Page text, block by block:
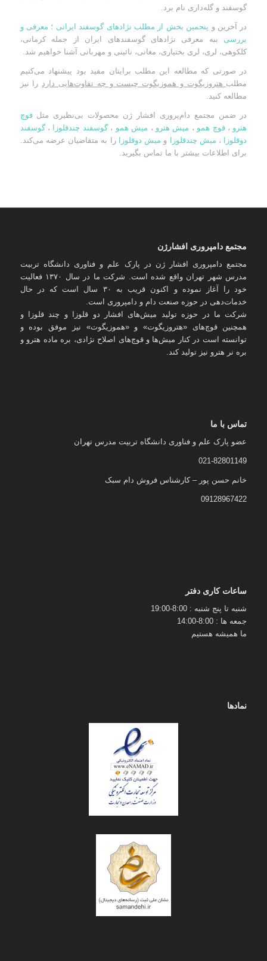
گوسفند و گله‌داری نام برد.
در آخرین و پنجمین بخش از مطلب نژادهای گوسفند ایرانی ؛ معرفی و
بررسی ببه معرفی نژادهای گوسفندهای ایران از جمله کرمانی،
کلکوهی، لری، لری بختیاری، مغانی، نائینی و مهربانی آشنا خواهیم شد.
در صورتی که مطالعه این مطلب برایتان مفید بود پیشنهاد می‌کنیم
مطلب هتروزیگوت و هموزیگوت چیست و چه تفاوت‌هایی دارد را نیز
مطالعه کنید.
در ضمن مجتمع دام‌پروری افشار ژن محصولات بی‌نظیری مثلقوچ
هترو ،قوچ همو ، میش هترو ، میش همو ،گوسفند چندقلوزا ،گوسفند
دوقلوزا
، میش چندقلوزا و میش دوقلوزا
را به متقاضیان عرضه می‌کند.
برای اطلاعات بیشتر با ما تماس بگیرید.
مجتمع دامپروری افشارژن
مجتمع دامپروری افشار ژن در پارک علم و فناوری دانشگاه تربیت
مدرس شهر تهران واقع شده است. شرکت ما در سال ۱۳۷۰ فعالیت
خود را آغاز نموده و اکنون قریب به ۳۰ سال است که در حال
خدمات‌دهی در حوزه صنعت دام و دامپروری است.
شرکت ما در حوزه تولید میش‌های افشار دو قلوزا و چند قلوزا و
همچنین قوچ‌های «هتروزیگوت» و «هموزیگوت» نیز موفق بوده و
توانسته است در کنار میش‌ها و قوچ‌های اصلاح نژادی، بره ماده هترو و
بره نر هترو نیز تولید کند.
تماس با ما
عضو پارک علم و فناوری دانشگاه تربیت مدرس تهران
021-82801149
خانم حسن پور – کارشناس فروش دام سبک
09128967422
ساعات کاری دفتر
شنبه تا پنج شنبه : 8:00-19:00
جمعه ها : 8:00-14:00
ما همیشه هستیم
نمادها